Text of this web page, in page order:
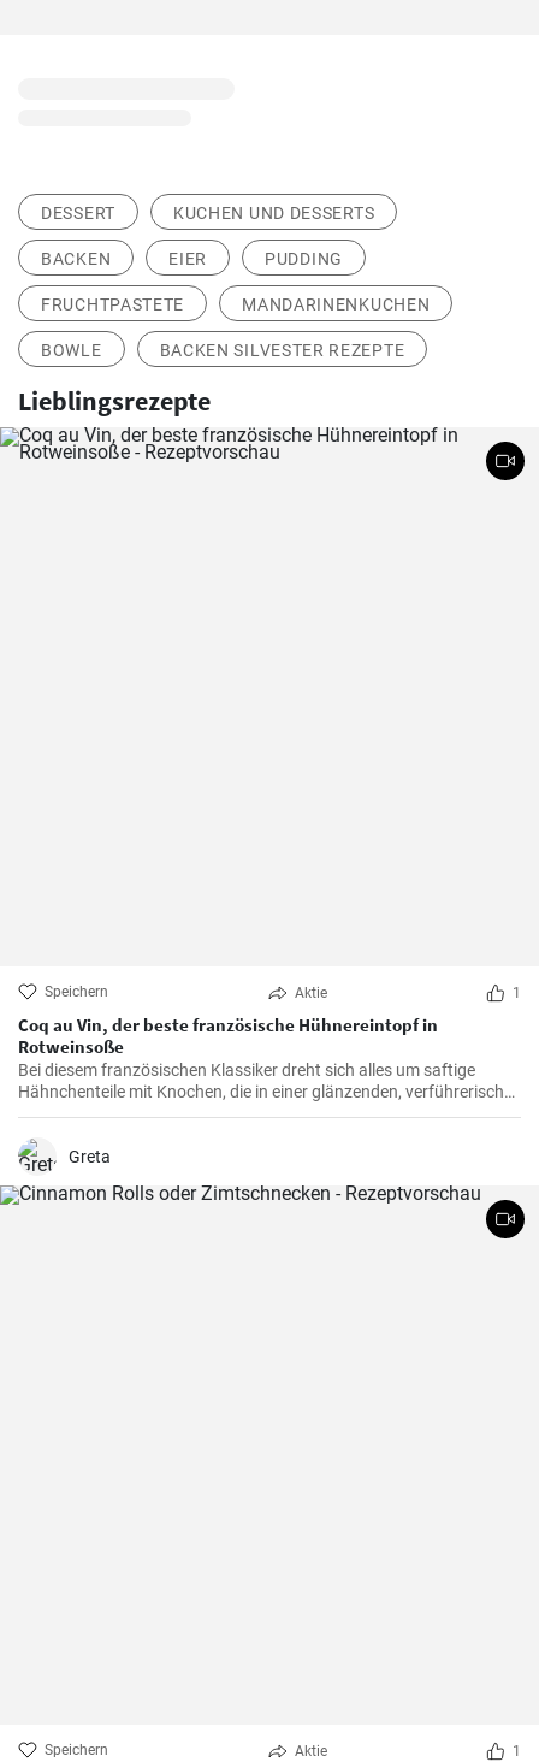
DESSERT KUCHEN UND DESSERTS
BACKEN EIER PUDDING
FRUCHTPASTETE MANDARINENKUCHEN
BOWLE BACKEN SILVESTER REZEPTE
Lieblingsrezepte
Speichern Aktie 1
Coq au Vin, der beste französische Hühnereintopf in
Rotweinsoße
Bei diesem französischen Klassiker dreht sich alles um saftige
Hähnchenteile mit Knochen, die in einer glänzenden, verführerisch
dunklen und reichhaltigen Rotweinsauce geschmort werden.
Greta
Speichern Aktie 1